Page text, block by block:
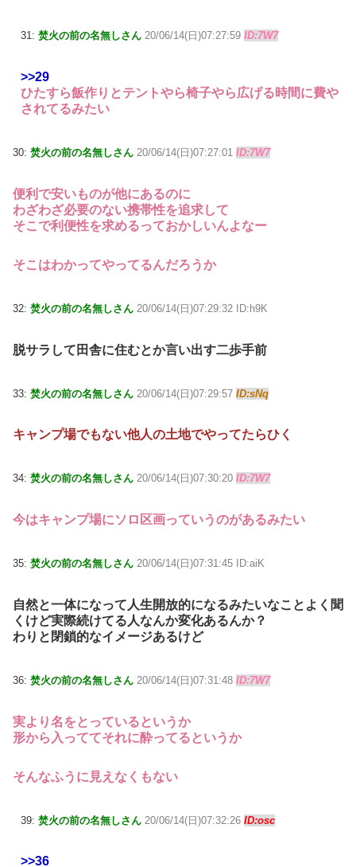
31: 焚火の前の名無しさん 20/06/14(日)07:27:59 ID:7W7
>>29
ひたすら飯作りとテントやら椅子やら広げる時間に費や
されてるみたい
30: 焚火の前の名無しさん 20/06/14(日)07:27:01 ID:7W7
便利で安いものが他にあるのに
わざわざ必要のない携帯性を追求して
そこで利便性を求めるっておかしいんよなー
そこはわかってやってるんだろうか
32: 焚火の前の名無しさん 20/06/14(日)07:29:32 ID:h9K
脱サラして田舎に住むとか言い出す二歩手前
33: 焚火の前の名無しさん 20/06/14(日)07:29:57 ID:sNq
キャンプ場でもない他人の土地でやってたらひく
34: 焚火の前の名無しさん 20/06/14(日)07:30:20 ID:7W7
今はキャンプ場にソロ区画っていうのがあるみたい
35: 焚火の前の名無しさん 20/06/14(日)07:31:45 ID:aiK
自然と一体になって人生開放的になるみたいなことよく聞
くけど実際続けてる人なんか変化あるんか？
わりと閉鎖的なイメージあるけど
36: 焚火の前の名無しさん 20/06/14(日)07:31:48 ID:7W7
実より名をとっているというか
形から入っててそれに酔ってるというか
そんなふうに見えなくもない
39: 焚火の前の名無しさん 20/06/14(日)07:32:26 ID:osc
>>36